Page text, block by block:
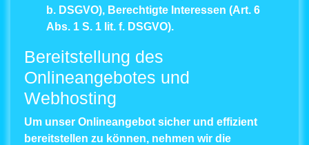
b. DSGVO), Berechtigte Interessen (Art. 6
Abs. 1 S. 1 lit. f. DSGVO).
Bereitstellung des
Onlineangebotes und
Webhosting
Um unser Onlineangebot sicher und effizient
bereitstellen zu können, nehmen wir die